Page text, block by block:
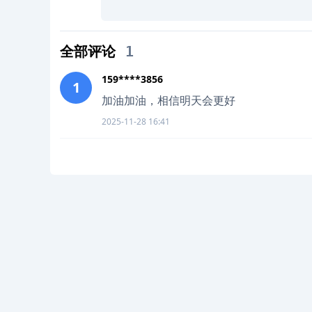
全部评论 1
1 159****3856
加油加油，相信明天会更好
2025-11-28 16:41